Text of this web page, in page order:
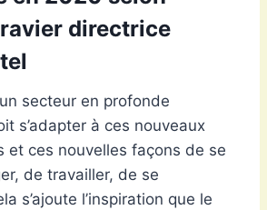
directrice
secteur en profonde
s’adapter à ces nouveaux
et ces nouvelles façons de se
de travailler, de se
s’ajoute l’inspiration que le